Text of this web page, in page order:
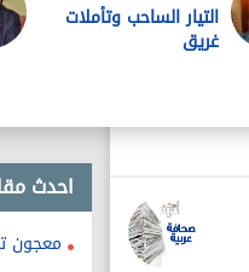
التيار الساحب وتأملات
غريق
احدث
معجون